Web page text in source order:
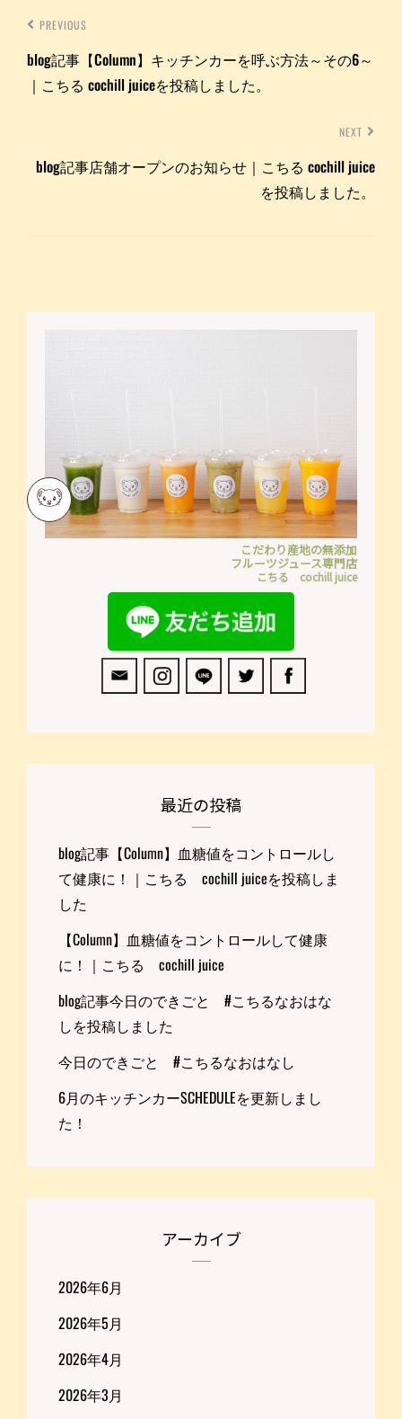
PREVIOUS
blog記事【Column】キッチンカーを呼ぶ方法～その6～
｜こちる cochill juiceを投稿しました。
NEXT
blog記事店舗オープンのお知らせ｜こちる cochill juice
を投稿しました。
こだわり産地の無添加
フルーツジュース専門店
こちる cochill juice
最近の投稿
blog記事【Column】血糖値をコントロールし
て健康に！｜こちる cochill juiceを投稿しま
した
【Column】血糖値をコントロールして健康
に！｜こちる cochill juice
blog記事今日のできごと #こちるなおはな
しを投稿しました
今日のできごと #こちるなおはなし
6月のキッチンカーSCHEDULEを更新しまし
た！
アーカイブ
2026年6月
2026年5月
2026年4月
2026年3月